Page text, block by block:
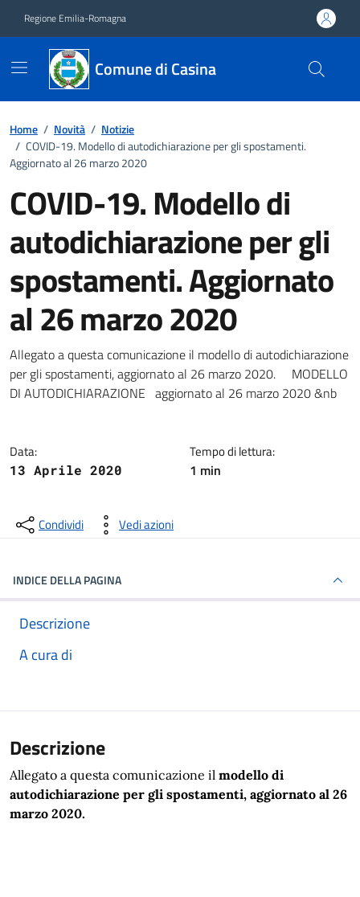
Regione Emilia-Romagna
Comune di Casina
Home / Novità / Notizie
/ COVID-19. Modello di autodichiarazione per gli spostamenti.
Aggiornato al 26 marzo 2020
COVID-19. Modello di
autodichiarazione per gli
spostamenti. Aggiornato
al 26 marzo 2020
Dettagli della notizia
Allegato a questa comunicazione il modello di autodichiarazione
per gli spostamenti, aggiornato al 26 marzo 2020. MODELLO
DI AUTODICHIARAZIONE aggiornato al 26 marzo 2020 &nb
Data:
13 Aprile 2020
Tempo di lettura:
1 min
Condividi Vedi azioni
INDICE DELLA PAGINA
Descrizione
A cura di
Descrizione
Allegato a questa comunicazione il modello di
autodichiarazione per gli spostamenti, aggiornato al 26
marzo 2020.